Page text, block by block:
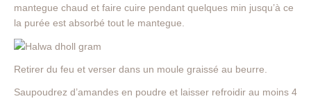
mantegue chaud et faire cuire pendant quelques min jusqu’à ce
la purée est absorbé tout le mantegue.
Retirer du feu et verser dans un moule graissé au beurre.
Saupoudrez d’amandes en poudre et laisser refroidir au moins 4